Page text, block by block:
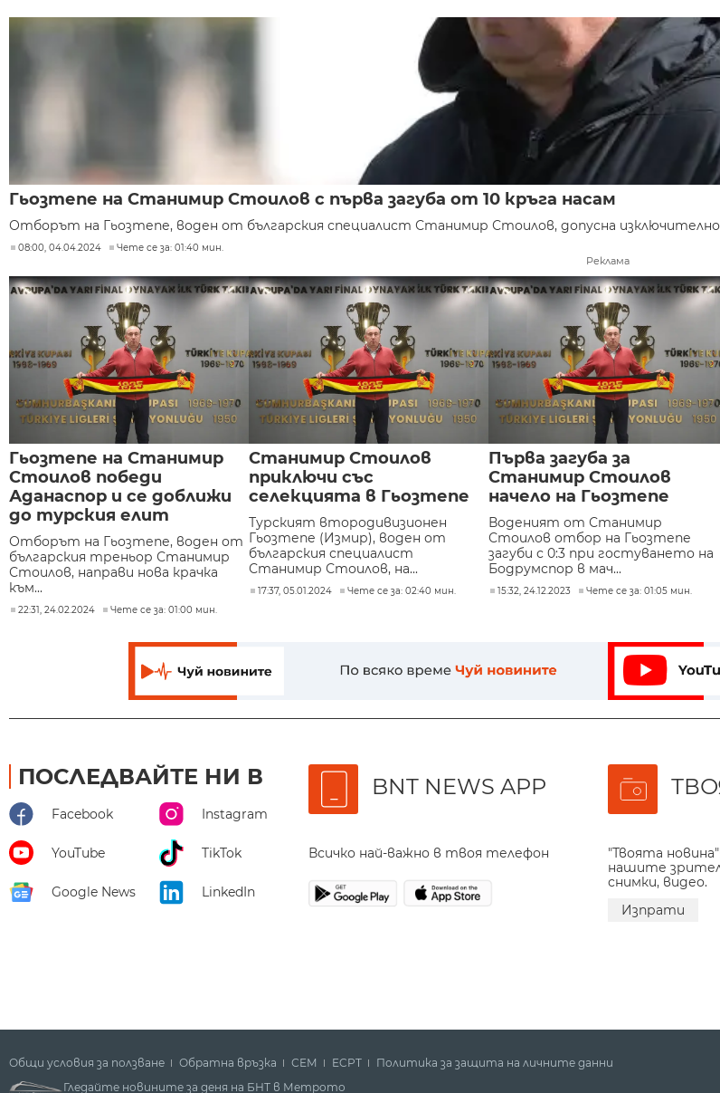
Гьозтепе на Станимир Стоилов с първа загуба от 10 кръга насам
Отборът на Гьозтепе, воден от българския специалист Станимир Стоилов, допусна
08:00, 04.04.2024 Чете се за: 01:40 мин.
Реклама
Гьозтепе на Станимир
Стоилов победи
Аданаспор и се доближи
до турския елит
Отборът на Гьозтепе, воден от
българския треньор Станимир
Стоилов, направи нова крачка
към...
22:31, 24.02.2024 Чете се за: 01:00 мин.
Станимир Стоилов
приключи със
селекцията в Гьозтепе
Турският втородивизионен
Гьозтепе (Измир), воден от
българския специалист
Станимир Стоилов, на...
17:37, 05.01.2024 Чете се за: 02:40 мин.
Първа загуба за
Станимир Стоилов
начело на Гьозтепе
Воденият от Станимир
Стоилов отбор на Гьозтепе
загуби с 0:3 при гостуването на
Бодрумспор в мач...
15:32, 24.12.2023 Чете се за: 01:05 мин.
ПОСЛЕДВАЙТЕ НИ В
Facebook Instagram
YouTube TikTok
Google News LinkedIn
BNT NEWS APP
Всичко най-важно в твоя телефон
"Твоята
нашите
снимки, видео.
Изпрати
Общи условия за ползване Обратна връзка СЕМ ECPT Политика за защита на личните данни
Гледайте новините за деня на БНТ в Метрото